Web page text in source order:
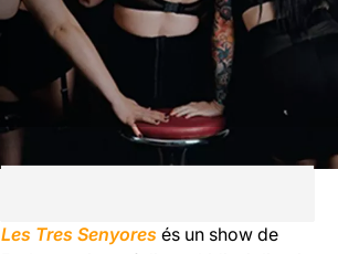
Les Tres Senyores és un show de